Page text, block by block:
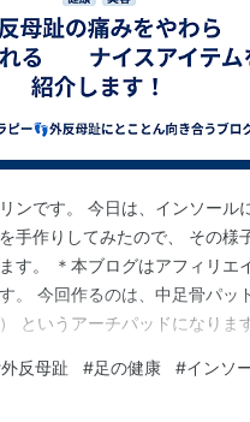
ンです。 今日は、インソール
手作りしてみたので、 その様
す。 ＊本ブログはアフィリエ
。 今回作るのは、中足骨パッ
というアーチパッドになりま
中足骨パッドの機能としては
持ち上げてくれる効果を持って
外反母趾 #足の健康 #インソ